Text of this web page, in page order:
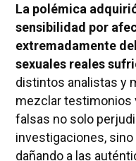
La polémica
sensibilidad por
extremadamente
sexuales reales
distintos analistas y
mezclar testimonios
falsas no solo
investigaciones,
dañando a las